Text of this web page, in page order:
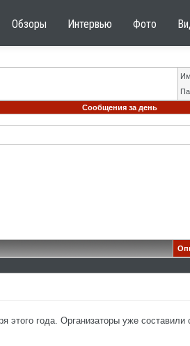
Обзоры Интервью Фото
Сообщения за день
года. Организаторы уже составили